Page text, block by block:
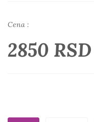
Cena :
2850 RSD